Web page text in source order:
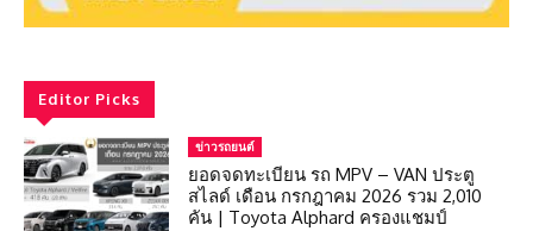
Editor Picks
ข่าวรถยนต์
ยอดจดทะเบียน รถ MPV – VAN ประตู
สไลด์ เดือน กรกฎาคม 2026 รวม 2,010
คัน | Toyota Alphard ครองแชมป์